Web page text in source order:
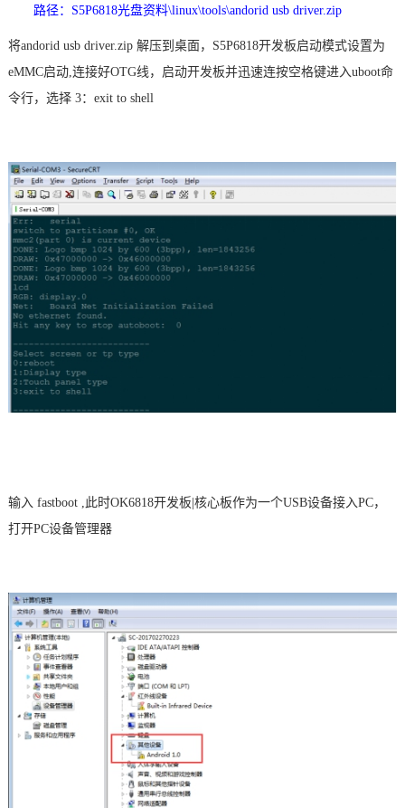
路径：S5P6818光盘资料\linux\tools\andorid usb driver.zip
将andorid usb driver.zip 解压到桌面，S5P6818开发板启动模式设置为
eMMC启动,连接好OTG线，启动开发板并迅速连按空格键进入uboot命
令行，选择 3：exit to shell
输入 fastboot ,此时OK6818开发板 |核心板作为一个USB设备接入PC，
打开PC设备管理器